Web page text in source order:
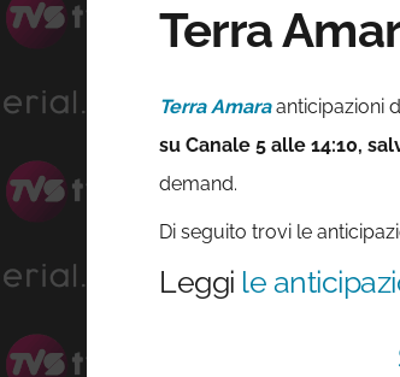
Terra
Terra Amaraanticipazioni
su Canale 5 alle 14:10,
demand.
Di seguito trovi le
Leggi le